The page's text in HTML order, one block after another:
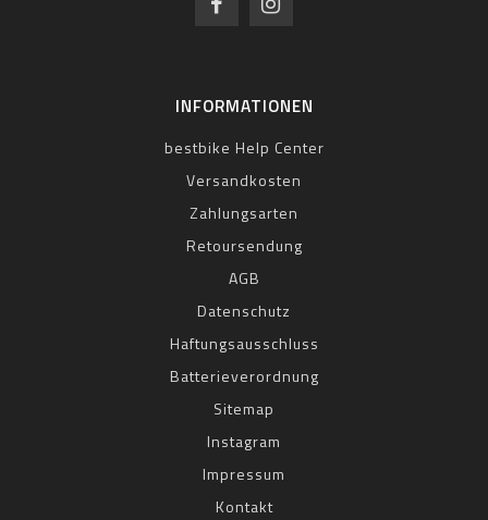
INFORMATIONEN
bestbike Help Center
Versandkosten
Zahlungsarten
Retoursendung
AGB
Datenschutz
Haftungsausschluss
Batterieverordnung
Sitemap
Instagram
Impressum
Kontakt